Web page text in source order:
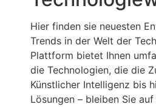
Hier finden sie neuesten
Trends in der Welt der
Plattform bietet Ihnen
die Technologien, die die
Künstlicher Intelligenz bis
Lösungen – bleiben Sie